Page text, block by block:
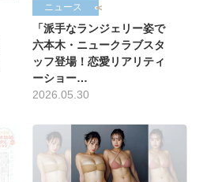
ニュース
「派手なランジェリー姿で
六本木・ニュークラブスタ
ッフ登場！恋愛リアリティ
ーショー…
2026.05.30